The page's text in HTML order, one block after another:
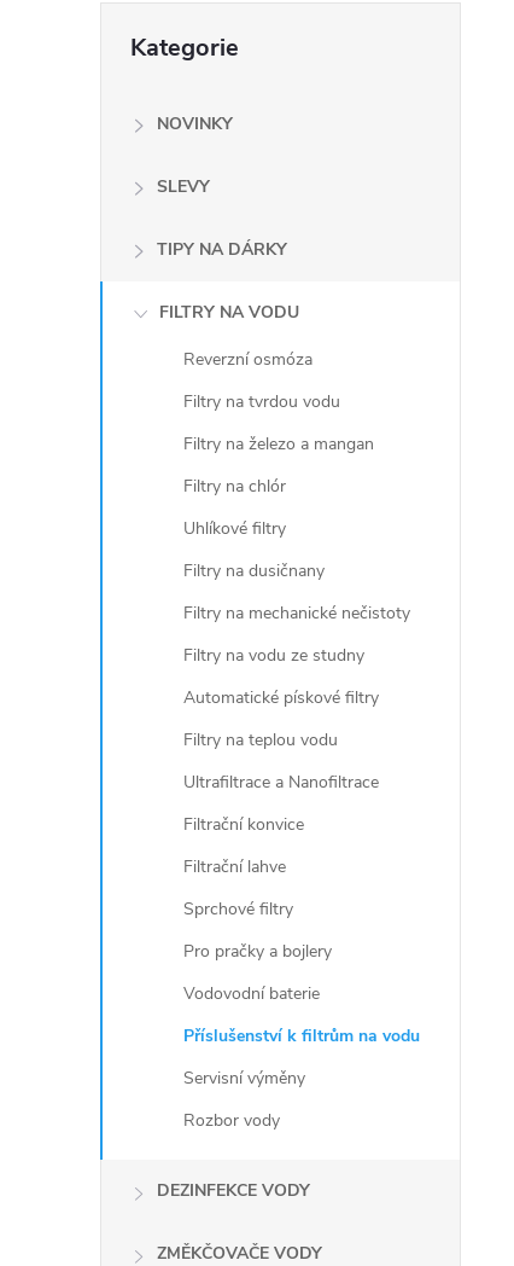
kategorie
Kategorie
NOVINKY
SLEVY
TIPY NA DÁRKY
FILTRY NA VODU
Reverzní osmóza
Filtry na tvrdou vodu
Filtry na železo a mangan
Filtry na chlór
Uhlíkové filtry
Filtry na dusičnany
Filtry na mechanické nečistoty
Filtry na vodu ze studny
Automatické pískové filtry
Filtry na teplou vodu
Ultrafiltrace a Nanofiltrace
Filtrační konvice
Filtrační lahve
Sprchové filtry
Pro pračky a bojlery
Vodovodní baterie
Příslušenství k filtrům na vodu
Servisní výměny
Rozbor vody
DEZINFEKCE VODY
ZMĚKČOVAČE VODY